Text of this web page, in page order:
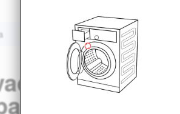
Panificadora
Zanussi